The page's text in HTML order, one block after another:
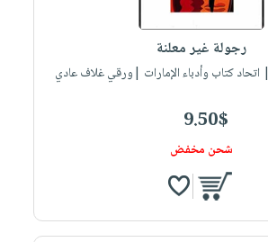
رجولة غير معلنة
| اتحاد كتاب وأدباء الإمارات |ورقي غلاف عادي
9.50$
شحن مخفض